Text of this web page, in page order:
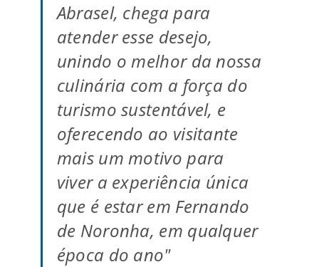
Abrasel, chega para
atender esse desejo,
unindo o melhor da nossa
culinária com a força do
turismo sustentável, e
oferecendo ao visitante
mais um motivo para
viver a experiência única
que é estar em Fernando
de Noronha, em qualquer
época do ano"